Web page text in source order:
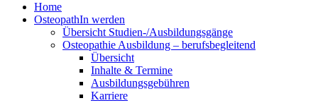
Home
OsteopathIn werden
Übersicht Studien-/Ausbildungsgänge
Osteopathie Ausbildung – berufsbegleitend
Übersicht
Inhalte & Termine
Ausbildungsgebühren
Karriere